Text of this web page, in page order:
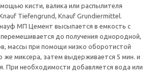
кисти, валика или распылителя
Tiefengrund, Knauf Grundiermittel.
МП Цемент высыпается в емкость с
до получения однородной,
массы при помощи низко оборотистой
же миксера, затем выдерживается 5 мин. и
При необходимости добавляется вода или